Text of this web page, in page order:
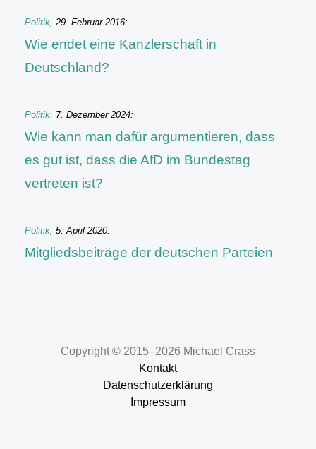
Politik, 29. Februar 2016:
Wie endet eine Kanzlerschaft in
Deutschland?
Politik, 7. Dezember 2024:
Wie kann man dafür argumentieren, dass
es gut ist, dass die AfD im Bundestag
vertreten ist?
Politik, 5. April 2020:
Mitgliedsbeiträge der deutschen Parteien
Copyright © 2015–2026 Michael Crass
Kontakt
Datenschutzerklärung
Impressum